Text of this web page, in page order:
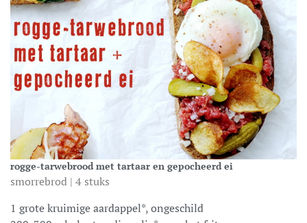
rogge-tarwebrood met tartaar en gepocheerd ei
smorrebrod | 4 stuks
1 grote kruimige aardappel*, ongeschild